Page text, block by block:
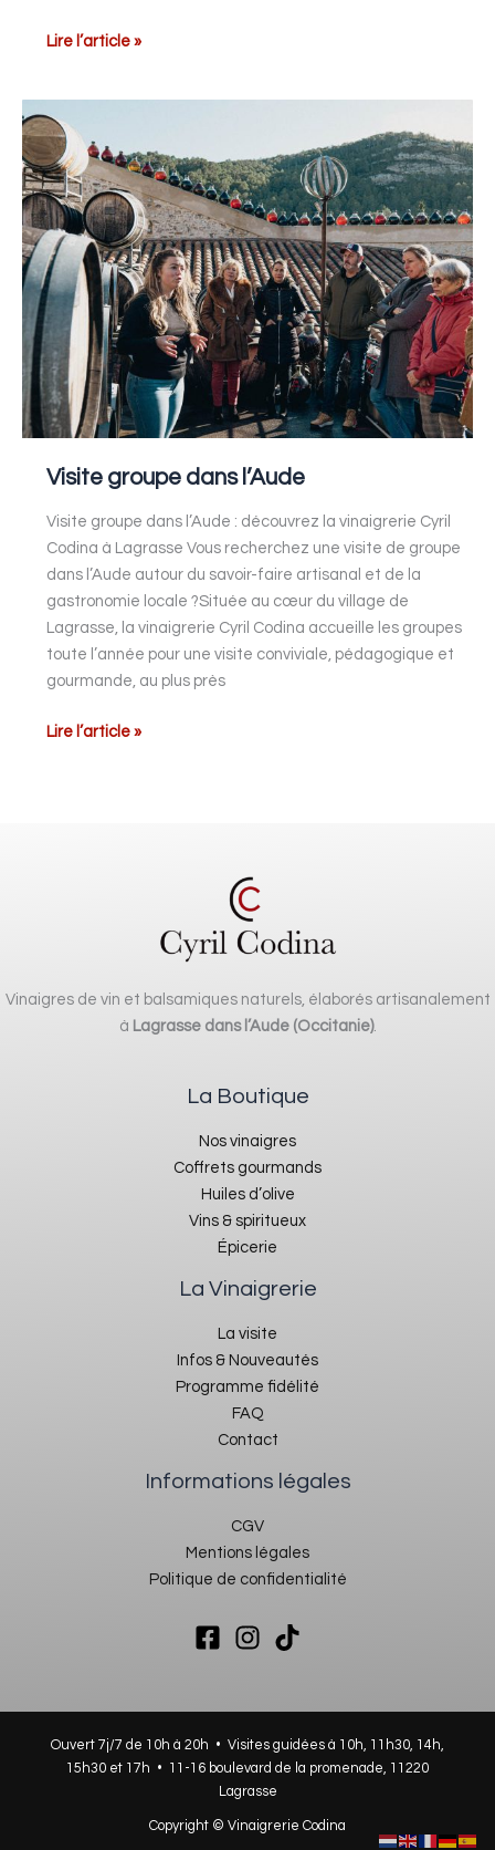
Lire l’article »
Visite groupe dans l’Aude
Visite groupe dans l’Aude : découvrez la vinaigrerie Cyril
Codina à Lagrasse Vous recherchez une visite de groupe
dans l’Aude autour du savoir-faire artisanal et de la
gastronomie locale ?Située au cœur du village de
Lagrasse, la vinaigrerie Cyril Codina accueille les groupes
toute l’année pour une visite conviviale, pédagogique et
gourmande, au plus près
Visite
groupe
dans
l’Aude
Lire l’article »
Vinaigres de vin et balsamiques naturels, élaborés artisanalement
à Lagrasse dans l’Aude (Occitanie).
La Boutique
Nos vinaigres
Coffrets gourmands
Huiles d’olive
Vins & spiritueux
Épicerie
La Vinaigrerie
La visite
Infos & Nouveautés
Programme fidélité
FAQ
Contact
Informations légales
CGV
Mentions légales
Politique de confidentialité
Ouvert 7j/7 de 10h à 20h • Visites guidées à 10h, 11h30, 14h,
15h30 et 17h • 11-16 boulevard de la promenade, 11220
Lagrasse
Copyright © Vinaigrerie Codina